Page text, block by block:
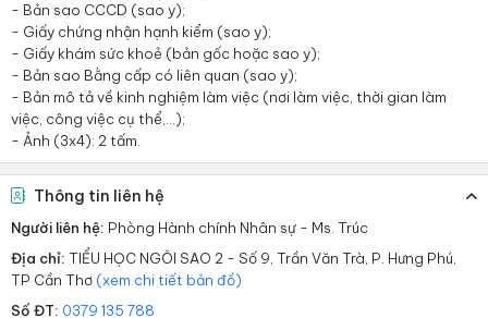
- Bản sao CCCD (sao y);
- Giấy chứng nhận hạnh kiểm (sao y);
- Giấy khám sức khoẻ (bản gốc hoặc sao y);
- Bản sao Bằng cấp có liên quan (sao y);
- Bản mô tả về kinh nghiệm làm việc (nơi làm việc, thời gian làm
việc, công việc cụ thể,…);
- Ảnh (3x4): 2 tấm.
Thông tin liên hệ
Người liên hệ: Phòng Hành chính Nhân sự - Ms. Trúc
Địa chỉ: TIỂU HỌC NGÔI SAO 2 - Số 9, Trần Văn Trà, P. Hưng Phú,
TP Cần Thơ (xem chi tiết bản đồ)
Số ĐT: 0379 135 788